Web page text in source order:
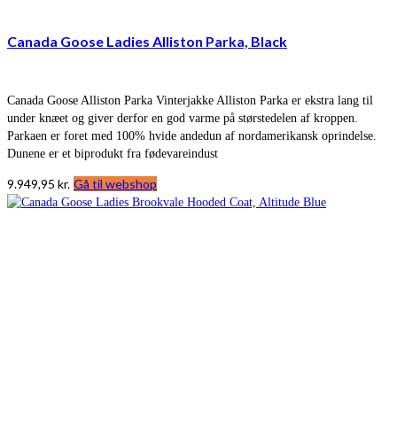
Canada Goose Ladies Alliston Parka, Black
Canada Goose Alliston Parka Vinterjakke Alliston Parka er ekstra lang til
under knæet og giver derfor en god varme på størstedelen af kroppen.
Parkaen er foret med 100% hvide andedun af nordamerikansk oprindelse.
Dunene er et biprodukt fra fødevareindust
9.949,95 kr. Gå til webshop